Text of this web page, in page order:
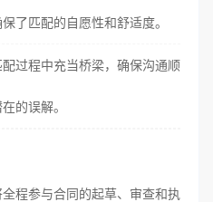
了匹配的自愿性和舒适度。
过程中充当桥梁，确保沟通顺
的误解。
程参与合同的起草、审查和执